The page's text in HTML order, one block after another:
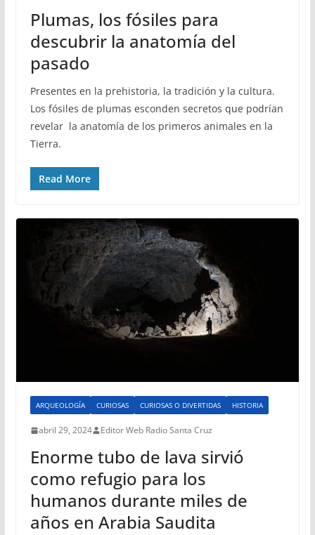
Plumas, los fósiles para
descubrir la anatomía del
pasado
Presentes en la prehistoria, la tradición y la cultura.
Los fósiles de plumas esconden secretos que podrían
revelar la anatomía de los primeros animales en la
Tierra.
Read More
ARQUEOLOGÍA CURIOSAS CURIOSAS O DIVERTIDAS HISTORIA
abril 29, 2024 Editor Web Radio Santa Cruz
Enorme tubo de lava sirvió
como refugio para los
humanos durante miles de
años en Arabia Saudita